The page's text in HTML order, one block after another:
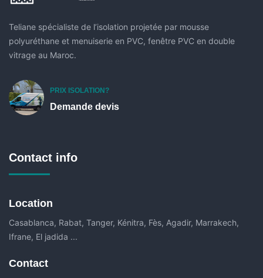
Teliane spécialiste de l’isolation projetée par mousse
polyuréthane et menuiserie en PVC, fenêtre PVC en double
vitrage au Maroc.
PRIX ISOLATION?
Demande devis
Contact info
Location
Casablanca, Rabat, Tanger, Kénitra, Fès, Agadir, Marrakech,
Ifrane, El jadida ...
Contact